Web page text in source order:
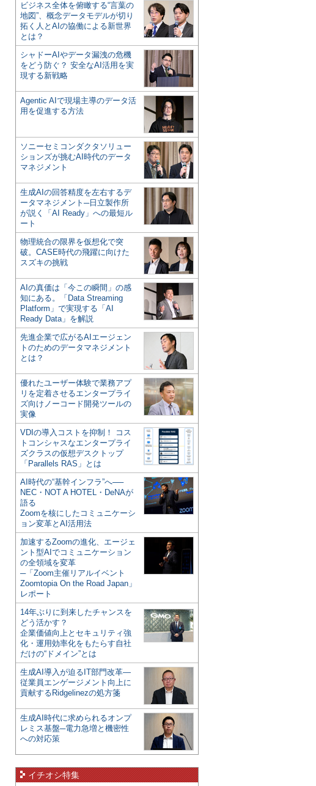
ビジネス全体を俯瞰する“言葉の
地図”、概念データモデルが切り
拓く人とAIの協働による新世界
とは？
シャドーAIやデータ漏洩の危機
をどう防ぐ？ 安全なAI活用を実
現する新戦略
Agentic AIで現場主導のデータ活
用を促進する方法
ソニーセミコンダクタソリュー
ションズが挑むAI時代のデータ
マネジメント
生成AIの回答精度を左右するデ
ータマネジメント─日立製作所
が説く「AI Ready」への最短ル
ート
物理統合の限界を仮想化で突
破。CASE時代の飛躍に向けた
スズキの挑戦
AIの真価は「今この瞬間」の感
知にある。「Data Streaming
Platform」で実現する「AI
Ready Data」を解説
先進企業で広がるAIエージェン
トのためのデータマネジメント
とは？
優れたユーザー体験で業務アプ
リを定着させるエンタープライ
ズ向けノーコード開発ツールの
実像
VDIの導入コストを抑制！ コス
トコンシャスなエンタープライ
ズクラスの仮想デスクトップ
「Parallels RAS」とは
AI時代の“基幹インフラ”へ──
NEC・NOT A HOTEL・DeNAが
語る
Zoomを核にしたコミュニケーシ
ョン変革とAI活用法
加速するZoomの進化、エージェ
ント型AIでコミュニケーション
の全領域を変革
─「Zoom主催リアルイベント
Zoomtopia On the Road Japan」
レポート
14年ぶりに到来したチャンスを
どう活かす？
企業価値向上とセキュリティ強
化・運用効率化をもたらす自社
だけの“ドメイン”とは
生成AI導入が迫るIT部門改革―
従業員エンゲージメント向上に
貢献するRidgelinezの処方箋
生成AI時代に求められるオンプ
レミス基盤─電力急増と機密性
への対応策
イチオシ特集